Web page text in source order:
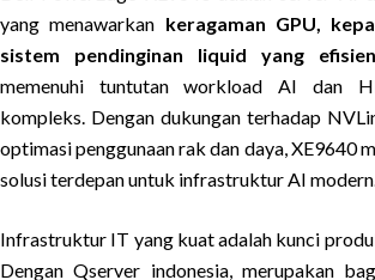
yang menawarkan keragaman GPU,
sistem pendinginan liquid yang efisien
memenuhi tuntutan workload AI dan
kompleks. Dengan dukungan terhadap
optimasi penggunaan rak dan daya, XE9640
solusi terdepan untuk infrastruktur AI modern.
Infrastruktur IT yang kuat adalah kunci
Dengan Qserver indonesia, merupakan